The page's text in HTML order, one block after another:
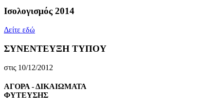
Ισολογισμός 2014
Δείτε εδώ
ΣΥΝΕΝΤΕΥΞΗ ΤΥΠΟΥ
στις 10/12/2012
ΑΓΟΡΑ - ΔΙΚΑΙΩΜΑΤΑ
ΦΥΤΕΥΣΗΣ